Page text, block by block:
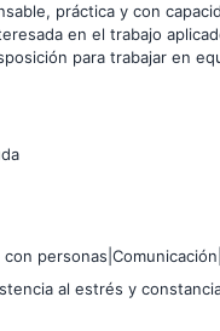
práctica y con
en el trabajo
para trabajar en
al estrés y